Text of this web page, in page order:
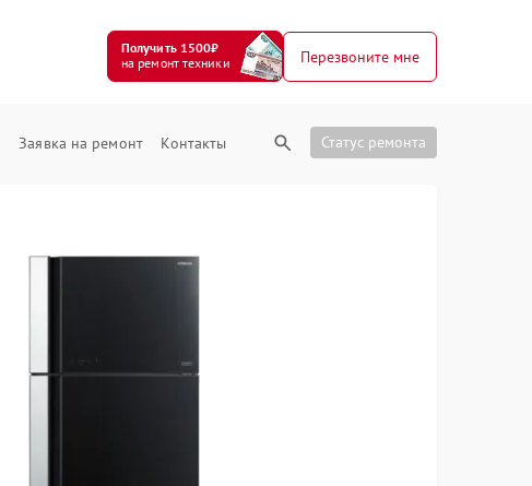
Получить 1500₽
на ремонт техники
Перезвоните мне
Заявка на ремонт Контакты Статус ремонта